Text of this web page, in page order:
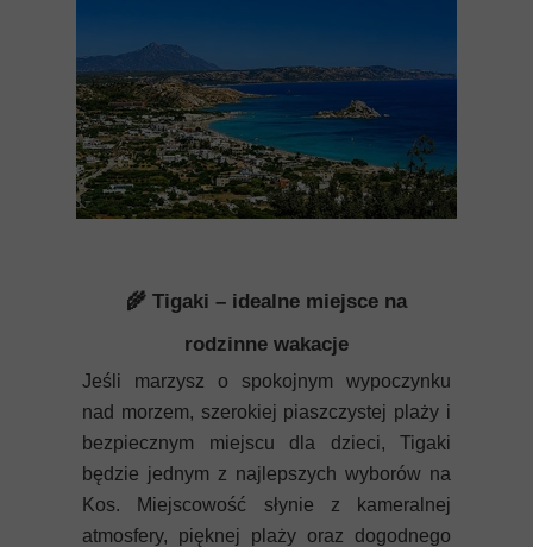
🌾 Tigaki – idealne miejsce na
rodzinne wakacje
Jeśli marzysz o spokojnym wypoczynku
nad morzem, szerokiej piaszczystej plaży i
bezpiecznym miejscu dla dzieci, Tigaki
będzie jednym z najlepszych wyborów na
Kos. Miejscowość słynie z kameralnej
atmosfery, pięknej plaży oraz dogodnego